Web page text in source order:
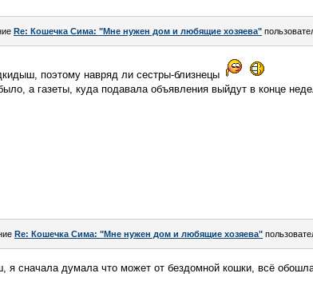
Re: Кошечка Сима: "Мне нужен дом и любящие хозяева"
поэтому навряд ли сестры-близнецы
а газеты, куда подавала объявления выйдут в конце
Re: Кошечка Сима: "Мне нужен дом и любящие хозяева"
сначала думала что может от бездомной кошки, всё